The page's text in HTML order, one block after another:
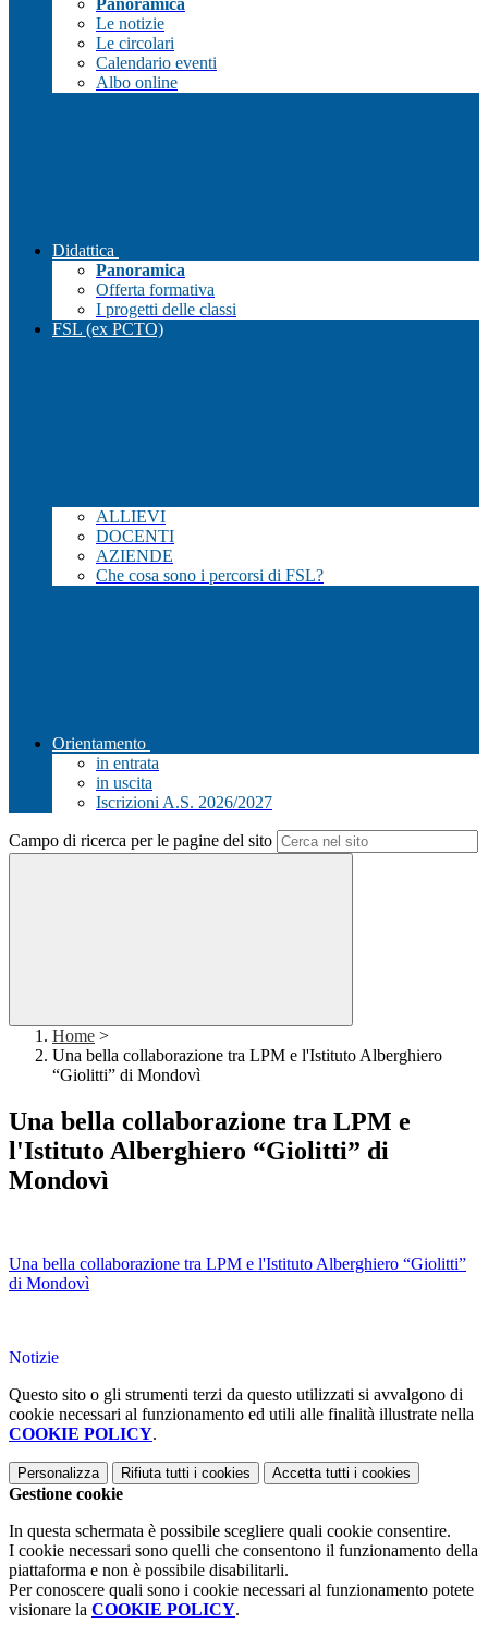
Panoramica
Le notizie
Le circolari
Calendario eventi
Albo online
Didattica
Panoramica
Offerta formativa
I progetti delle classi
FSL (ex PCTO)
ALLIEVI
DOCENTI
AZIENDE
Che cosa sono i percorsi di FSL?
Orientamento
in entrata
in uscita
Iscrizioni A.S. 2026/2027
Campo di ricerca per le pagine del sito
Home >
Una bella collaborazione tra LPM e l'Istituto Alberghiero
“Giolitti” di Mondovì
Una bella collaborazione tra LPM e
l'Istituto Alberghiero “Giolitti” di
Mondovì
Una bella collaborazione tra LPM e l'Istituto Alberghiero “Giolitti”
di Mondovì
Notizie
Questo sito o gli strumenti terzi da questo utilizzati si avvalgono di
cookie necessari al funzionamento ed utili alle finalità illustrate nella
COOKIE POLICY.
Personalizza Rifiuta tutti i cookies Accetta tutti i cookies
Gestione cookie
In questa schermata è possibile scegliere quali cookie consentire.
I cookie necessari sono quelli che consentono il funzionamento della
piattaforma e non è possibile disabilitarli.
Per conoscere quali sono i cookie necessari al funzionamento potete
visionare la COOKIE POLICY.